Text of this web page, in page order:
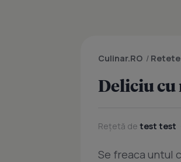
Culinar.RO /
Deliciu cu
Rețetă de test test
Se freaca untul